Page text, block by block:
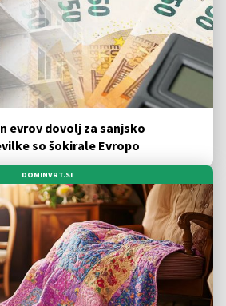
evrov dovolj za sanjsko
so šokirale Evropo
DOMINVRT.SI